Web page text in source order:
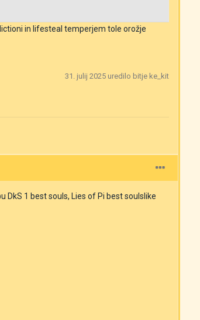
in lifesteal temperjem tole orožje
31. julij 2025 uredilo bitje ke_kit
DkS 1 best souls, Lies of Pi best soulslike